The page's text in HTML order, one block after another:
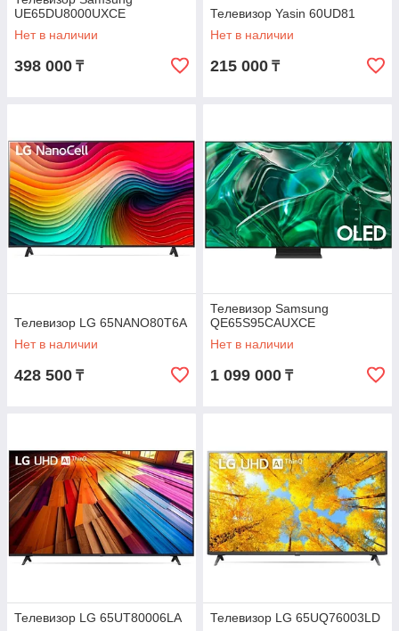
UE65DU8000UXCE
Нет в наличии
398 000 ₸
Телевизор Yasin 60UD81
Нет в наличии
215 000 ₸
Телевизор LG 65NANO80T6A
Нет в наличии
428 500 ₸
Телевизор Samsung
QE65S95CAUXCE
Нет в наличии
1 099 000 ₸
Телевизор LG 65UT80006LA
Телевизор LG 65UQ76003LD